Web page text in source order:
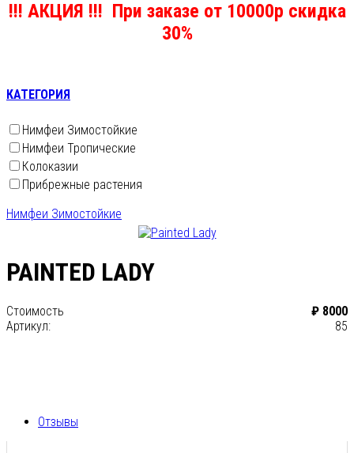
!!! АКЦИЯ !!! При заказе от 10000р скидка
30%
КАТЕГОРИЯ
Нимфеи Зимостойкие
Нимфеи Тропические
Колоказии
Прибрежные растения
Нимфеи Зимостойкие
PAINTED LADY
Стоимость
₽ 8000
Артикул:
85
Отзывы